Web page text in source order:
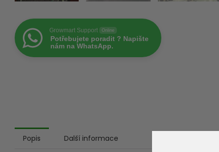
Growmart Support Online
Potřebujete poradit ? Napište
nám na WhatsApp.
Popis Další informace